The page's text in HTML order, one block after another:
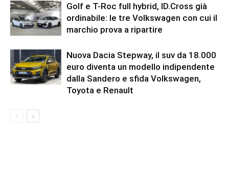
Golf e T-Roc full hybrid, ID.Cross già
ordinabile: le tre Volkswagen con cui il
marchio prova a ripartire
Nuova Dacia Stepway, il suv da 18.000
euro diventa un modello indipendente
dalla Sandero e sfida Volkswagen,
Toyota e Renault